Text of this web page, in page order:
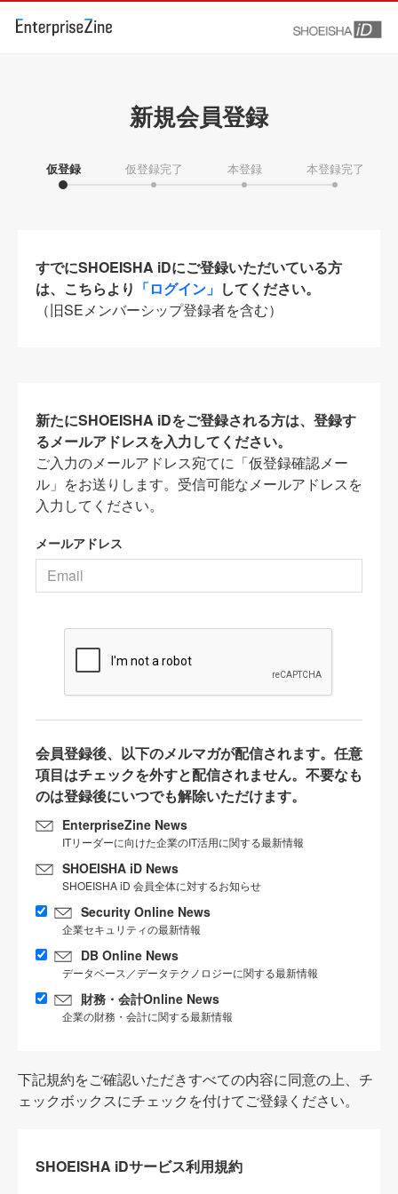
新規会員登録
仮登録 仮登録完了 本登録 本登録完了
すでにSHOEISHA iDにご登録いただいている方
は、こちらより 「ログイン」 してください。
（旧SEメンバーシップ登録者を含む）
新たにSHOEISHA iDをご登録される方は、登録す
るメールアドレスを入力してください。
ご入力のメールアドレス宛てに「仮登録確認メー
ル」をお送りします。受信可能なメールアドレスを
入力してください。
メールアドレス
会員登録後、以下のメルマガが配信されます。任意
項目はチェックを外すと配信されません。不要なも
のは登録後にいつでも解除いただけます。
EnterpriseZine News
ITリーダーに向けた企業のIT活用に関する最新情報
SHOEISHA iD News
SHOEISHA iD 会員全体に対するお知らせ
Security Online News
企業セキュリティの最新情報
DB Online News
データベース／データテクノロジーに関する最新情報
財務・会計Online News
企業の財務・会計に関する最新情報
下記規約をご確認いただきすべての内容に同意の上、チ
ェックボックスにチェックを付けてご登録ください。
SHOEISHA iDサービス利用規約